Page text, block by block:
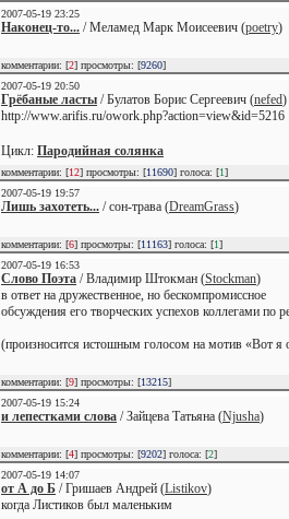
2007-05-19 23:25
Наконец-то... / Меламед Марк Моисеевич (poetry)
комментарии: [2] просмотры: [9260]
2007-05-19 20:50
Грёбаные ласты / Булатов Борис Сергеевич (nefed)
http://www.arifis.ru/owork.php?action=view&id=5216
Цикл: Пародийная солянка
комментарии: [12] просмотры: [11690] голоса: [1]
2007-05-19 19:57
Лишь захотеть... / сон-трава (DreamGrass)
комментарии: [6] просмотры: [11163] голоса: [1]
2007-05-19 16:53
Слово Поэта / Владимир Штокман (Stockman)
в ответ на дружественное, но бескомпромиссное
обсуждения его творческих успехов коллегами по
(произносится истошным голосом на мотив «Вот я
комментарии: [9] просмотры: [13215]
2007-05-19 15:24
и лепестками слова / Зайцева Татьяна (Njusha)
комментарии: [4] просмотры: [9202] голоса: [2]
2007-05-19 14:07
от А до Б / Гришаев Андрей (Listikov)
когда Листиков был маленьким